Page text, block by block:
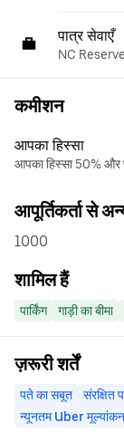
पात्र सेवाएँ
NC
कमीशन
आपका हिस्सा
आपका हिस्सा 50% और
आपूर्तिकर्ता से
1000
शामिल हैं
पार्किंग गाड़ी का बीमा
ज़रूरी शर्तें
पते का सबूत संरक्षित
न्यूनतम Uber मूल्यांकन